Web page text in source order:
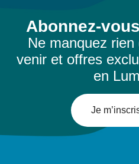
Abonnez-
Ne manquez
venir et offres
en
Je